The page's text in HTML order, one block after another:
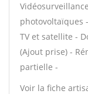
photovoltaïques
TV et satellite -
(Ajout prise) -
partielle -
Voir la fiche